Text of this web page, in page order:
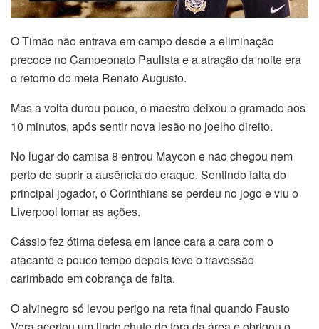
O Timão não entrava em campo desde a eliminação
precoce no Campeonato Paulista e a atração da noite era
o retorno do meia Renato Augusto.
Mas a volta durou pouco, o maestro deixou o gramado aos
10 minutos, após sentir nova lesão no joelho direito.
No lugar do camisa 8 entrou Maycon e não chegou nem
perto de suprir a ausência do craque. Sentindo falta do
principal jogador, o Corinthians se perdeu no jogo e viu o
Liverpool tomar as ações.
Cássio fez ótima defesa em lance cara a cara com o
atacante e pouco tempo depois teve o travessão
carimbado em cobrança de falta.
O alvinegro só levou perigo na reta final quando Fausto